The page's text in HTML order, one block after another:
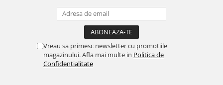
Vreau sa primesc newsletter cu promotiile
magazinului. Afla mai multe in Politica de
Confidentialitate